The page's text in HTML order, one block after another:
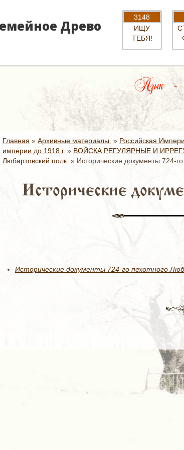
Древо
3148
ИЩУ
ТЕБЯ!
Язык –
Главная » Архивные материалы. » Российская
империи до 1918 г. » ВОЙСКА РЕГУЛЯРНЫЕ И
Любартовский полк. » Исторические документы 724-
Исторические
Исторические документы 724-го пехотного